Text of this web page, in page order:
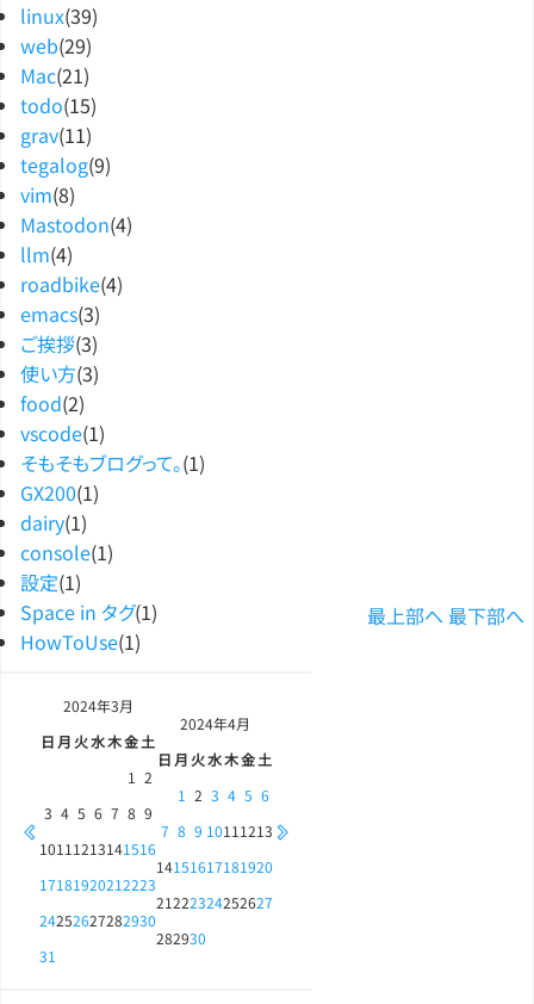
linux(39)
web(29)
Mac(21)
todo(15)
grav(11)
tegalog(9)
vim(8)
Mastodon(4)
llm(4)
roadbike(4)
emacs(3)
ご挨拶(3)
使い方(3)
food(2)
vscode(1)
そもそもブログって。(1)
GX200(1)
dairy(1)
console(1)
設定(1)
Space in タグ(1)
HowToUse(1)
2024年3月
日 月 火水木金土
1 2
3 4 5 6 7 8 9
1011 1213141516
17181920212223
24252627282930
31
2024年4月
日 月 火水木金土
1 2 3 4 5 6
7 8 9 1011 1213
14151617181920
21222324252627
282930
最上部へ 最下部へ